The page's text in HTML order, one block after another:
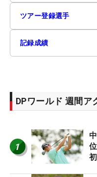
ツアー登録選手
記録成績
DPワールド 週間ア
1